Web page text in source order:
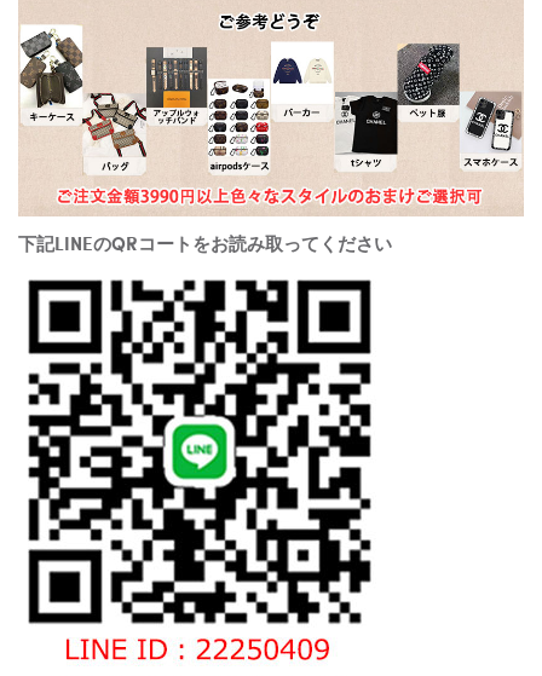
下記LINEのQRコートをお読み取ってください